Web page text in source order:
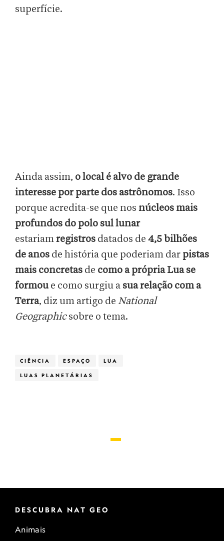
superfície.
Ainda assim, o local é alvo de grande
interesse por parte dos astrônomos. Isso
porque acredita-se que nos núcleos mais
profundos do polo sul lunar
estariamregistros datados de 4,5 bilhões
de anos de história que poderiam dar pistas
mais concretas de como a própria Lua se
formoue como surgiu a sua relação com a
Terra, diz um artigo de National
Geographicsobre o tema.
CIÊNCIA ESPAÇO LUA
LUAS PLANETÁRIAS
DESCUBRA NAT GEO
Animais